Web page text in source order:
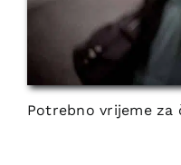
Potrebno vrijeme za